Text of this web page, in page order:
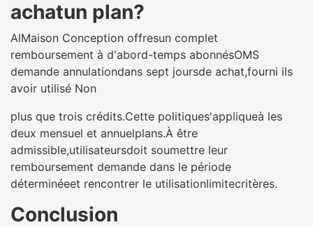
achatun plan?
AlMaison Conception offresun complet
remboursement à d'abord-temps abonnésOMS
demande annulationdans sept joursde achat,fourni ils
avoir utilisé Non
plus que trois crédits.Cette politiques'appliqueà les
deux mensuel et annuelplans.À être
admissible,utilisateursdoit soumettre leur
remboursement demande dans le période
déterminéeet rencontrer le utilisationlimitecritères.
Conclusion